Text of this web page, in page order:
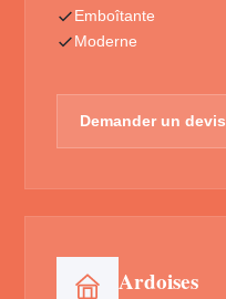
Emboîtante
Moderne
Demander un devis
Ardoises